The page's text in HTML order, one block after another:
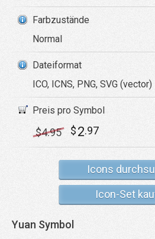
Farbzustände
Normal
Dateiformat
ICO, ICNS, PNG, SVG (vector)
Preis pro Symbol
$4.95 $2.97
Icons
Icon-Set
Yuan Symbol